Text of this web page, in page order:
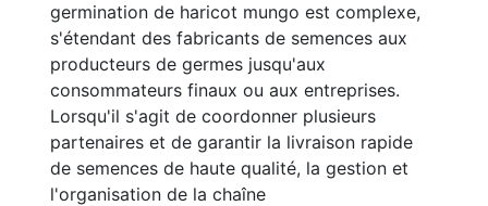
germination de haricot mungo est complexe,
s'étendant des fabricants de semences aux
producteurs de germes jusqu'aux
consommateurs finaux ou aux entreprises.
Lorsqu'il s'agit de coordonner plusieurs
partenaires et de garantir la livraison rapide
de semences de haute qualité, la gestion et
l'organisation de la chaîne